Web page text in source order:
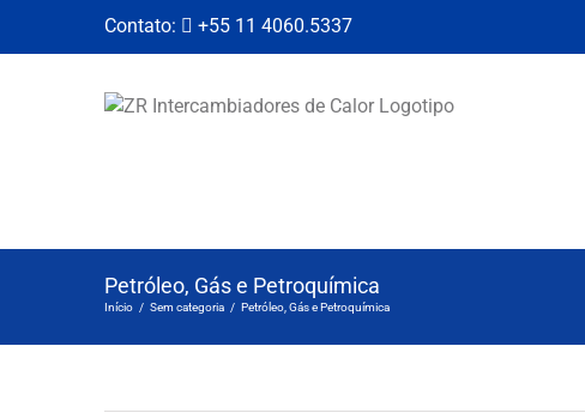
Contato: +55 11 4060.5337
Petróleo, Gás e Petroquímica
Início / Sem categoria / Petróleo, Gás e Petroquímica